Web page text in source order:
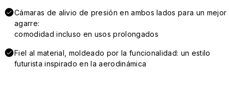
Cámaras de alivio de presión en ambos lados para un mejor
agarre:
comodidad incluso en usos prolongados
Fiel al material, moldeado por la funcionalidad: un estilo
futurista inspirado en la aerodinámica